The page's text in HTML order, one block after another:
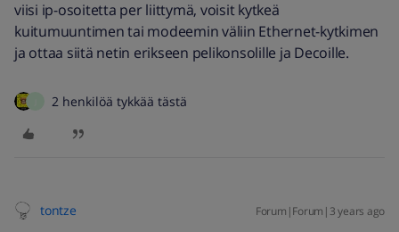
viisi ip-osoitetta per liittymä, voisit kytkeä
kuitumuuntimen tai modeemin väliin Ethernet-kytkimen
ja ottaa siitä netin erikseen pelikonsolille ja Decoille.
2 henkilöä tykkää tästä
tontze Forum|Forum|3 years ago